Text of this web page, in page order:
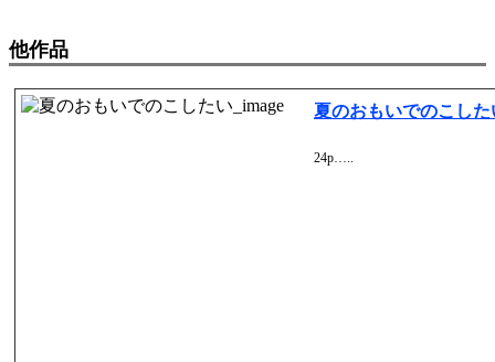
他作品
夏のおもいでのこした
24p…..